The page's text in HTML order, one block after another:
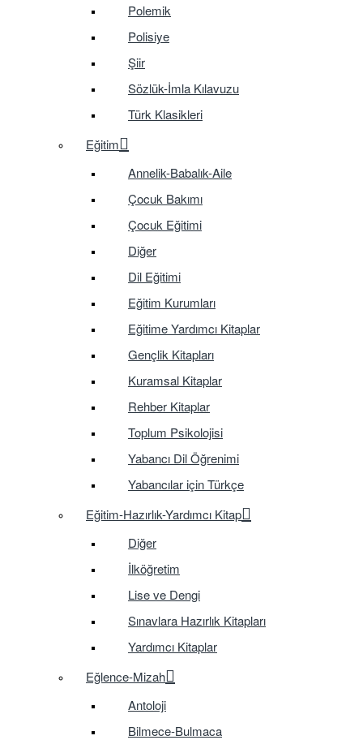
Polemik
Polisiye
Şiir
Sözlük-İmla Kılavuzu
Türk Klasikleri
Eğitim
Annelik-Babalık-Aile
Çocuk Bakımı
Çocuk Eğitimi
Diğer
Dil Eğitimi
Eğitim Kurumları
Eğitime Yardımcı Kitaplar
Gençlik Kitapları
Kuramsal Kitaplar
Rehber Kitaplar
Toplum Psikolojisi
Yabancı Dil Öğrenimi
Yabancılar için Türkçe
Eğitim-Hazırlık-Yardımcı Kitap
Diğer
İlköğretim
Lise ve Dengi
Sınavlara Hazırlık Kitapları
Yardımcı Kitaplar
Eğlence-Mizah
Antoloji
Bilmece-Bulmaca